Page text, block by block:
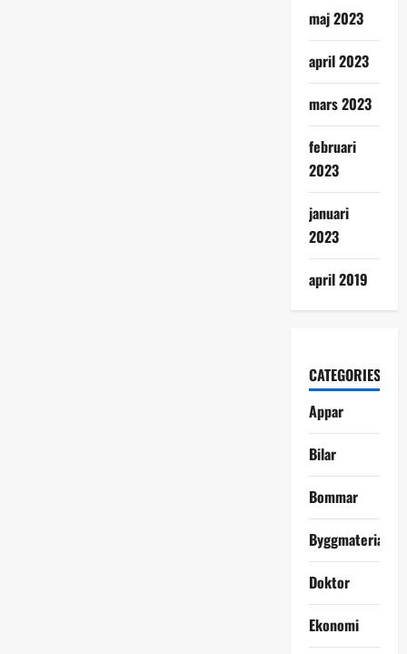
maj 2023
april 2023
mars 2023
februari
2023
januari
2023
april 2019
CATEGORIES
Appar
Bilar
Bommar
Byggmaterial
Doktor
Ekonomi